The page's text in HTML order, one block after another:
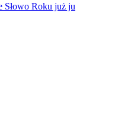
Słowo Roku już ju